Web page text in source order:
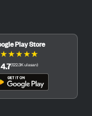
Play Store
★★★★★
4.7(122.3Kulasan)